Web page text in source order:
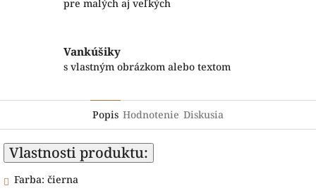
pre malých aj veľkých
Vankúšiky
s vlastným obrázkom alebo textom
Popis Hodnotenie Diskusia
Vlastnosti produktu:
Farba: čierna